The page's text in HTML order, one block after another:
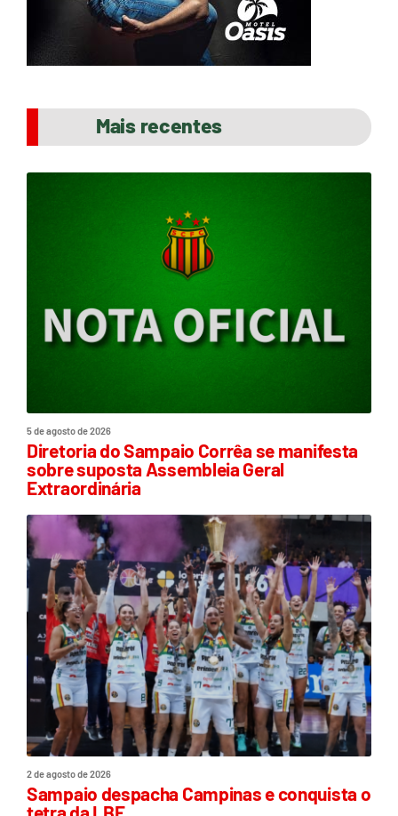
Mais recentes
5 de agosto de 2026
Diretoria do Sampaio Corrêa se manifesta
sobre suposta Assembleia Geral
Extraordinária
2 de agosto de 2026
Sampaio despacha Campinas e conquista o